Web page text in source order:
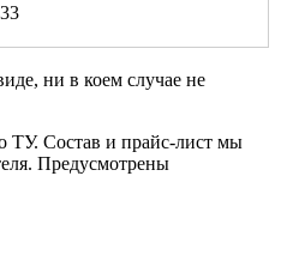
ни в коем случае не
ТУ. Состав и прайс-лист мы
Предусмотрены